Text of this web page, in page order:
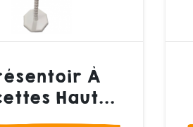
À
Haut...